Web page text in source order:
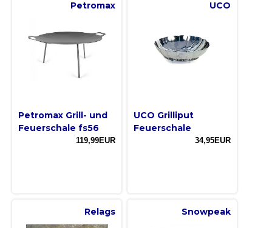
Petromax
Petromax Grill- und
Feuerschale fs56
119,99EUR
UCO
UCO Grilliput
Feuerschale
34,95EUR
Relags Snowpeak